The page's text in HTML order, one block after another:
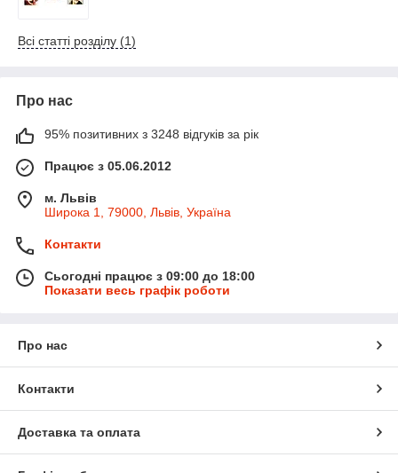
Всі статті розділу (1)
Про нас
95% позитивних з 3248 відгуків за рік
Працює з 05.06.2012
м. Львів
Широка 1, 79000, Львів, Україна
Контакти
Сьогодні працює з 09:00 до 18:00
Показати весь графік роботи
Про нас
Контакти
Доставка та оплата